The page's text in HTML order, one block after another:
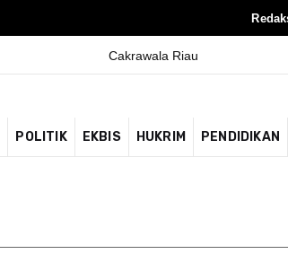
POLITIK EKBIS HUKRIM PENDIDIKAN